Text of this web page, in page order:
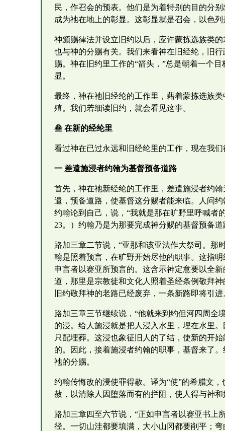
民，作召会的预表。他们是为着特别的目的分
成为祂在地上的彰显。这彰显就是召会，以色
神颁赐律法并设立旧约以后，应许蒙拣选族类
也与神的分赐有关。我们来看神在旧经纶，旧
赐。神在旧约里工作的“箭头，”总是朝着一个
显。
最终，神在祂旧经纶的工作里，藉着蒙拣选族
殖。我们若细读旧约，就会看见这事。
叁 在新的经纶里
看过神在已过永远和旧经纶里的工作，现在我
一 差遣施浸者约翰为基督预备道路
首先，神在祂新经纶的工作里，差遣施浸者约
遣，预备道路，使基督这分赐者能来临。人问
约翰论到自己，说，“我就是那在旷野里呼喊者
23。）约翰乃是为那要完成神分赐的基督预备道
路加三章二节说，“亚那和该亚法作大祭司。那
翰是照着预言，在旷野开始尽他的职事。这指
申言者以赛亚所预言的。这含示神定意要以全
道，那里是宗教徒和文化人照着圣经条例敬拜
旧约敬拜神的老路已经废弃，一条新路即将引进
路加三章三节继续说，“他就来到约但河四周全
的浸。给人施浸就是把人浸入水里，埋在水里
只配埋葬。这浸也象征旧人的了结，使新的开
的。因此，接着施浸者约翰的职事，基督来了
祂的分赐。
约翰传悔改的浸使罪得赦。译为“使”的希腊文
赦，以清除人因堕落而有的拦阻，使人得与神和
路加三章四至六节说，“正如申言者以赛亚书上
径。一切山洼都要填满，大小山冈都要削平；